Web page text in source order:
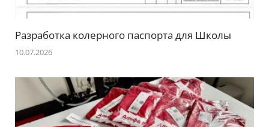
Разработка колерного паспорта для Школы
10.07.2026